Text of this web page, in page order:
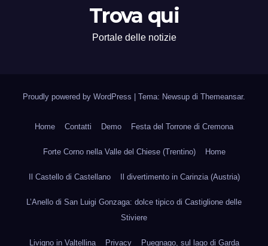
Trova qui
Portale delle notizie
Proudly powered by WordPress Tema: Newsup di Themeansar.
Home Contatti Demo Festa del Torrone di Cremona
Forte Corno nella Valle del Chiese (Trentino) Home
Il Castello di Castellano Il divertimento in Carinzia (Austria)
L’Anello di San Luigi Gonzaga: dolce tipico di Castiglione delle
Stiviere
Livigno in Valtellina Privacy Puegnago, sul lago di Garda